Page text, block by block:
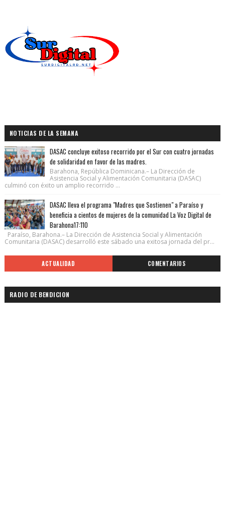
NOTICIAS DE LA SEMANA
DASAC concluye exitoso recorrido por el Sur con cuatro jornadas
de solidaridad en favor de las madres.
Barahona, República Dominicana.– La Dirección de
Asistencia Social y Alimentación Comunitaria (DASAC)
culminó con éxito un amplio recorrido ...
DASAC lleva el programa "Madres que Sostienen" a Paraíso y
beneficia a cientos de mujeres de la comunidad La Voz Digital de
Barahona17:110
Paraíso, Barahona.– La Dirección de Asistencia Social y Alimentación
Comunitaria (DASAC) desarrolló este sábado una exitosa jornada del pr...
ACTUALIDAD COMENTARIOS
RADIO DE BENDICION